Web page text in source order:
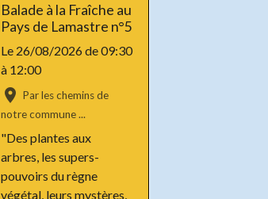
Balade à la Fraîche au
Pays de Lamastre n°5
Le 26/08/2026de 09:30
à 12:00
Par les chemins de
notre commune ...
"Des plantes aux
arbres, les supers-
pouvoirs du règne
végétal, leurs mystères,